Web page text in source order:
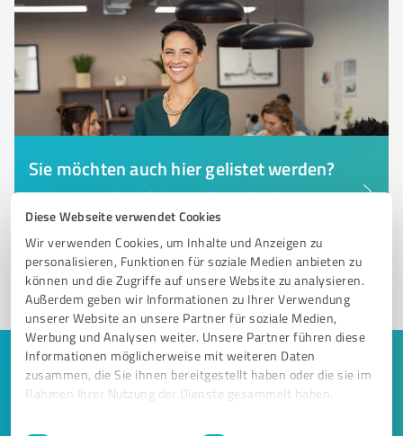
Diese Webseite verwendet Cookies
Wir verwenden Cookies, um Inhalte und Anzeigen zu
personalisieren, Funktionen für soziale Medien anbieten zu
können und die Zugriffe auf unsere Website zu analysieren.
Außerdem geben wir Informationen zu Ihrer Verwendung
unserer Website an unsere Partner für soziale Medien,
Werbung und Analysen weiter. Unsere Partner führen diese
Informationen möglicherweise mit weiteren Daten
zusammen, die Sie ihnen bereitgestellt haben oder die sie im
Rahmen Ihrer Nutzung der Dienste gesammelt haben.
Impressum Datenschutzbestimmungen
Einwilligungsauswahl
Sie möchten auch hier gelistet werden?
Registrieren Sie sich jetzt und werden Sie ein von
Kunden empfohlener ProvenExpert!
1
Keine Zeit für lange Recherchen und E-
Mails? Jetzt Angebote empfangen!